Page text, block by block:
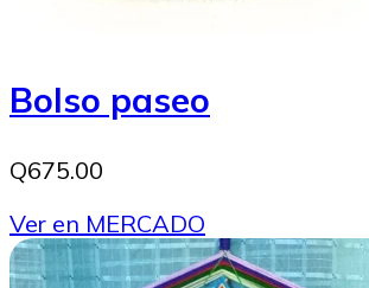
Bolso paseo
Q675.00
Ver en MERCADO